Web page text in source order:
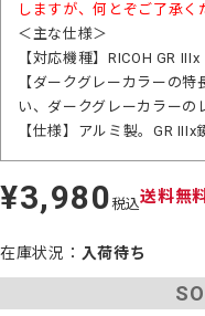
しますが、何とぞご了承く
＜主な仕様＞
【対応機種】RICOH GR IIIx
【ダークグレーカラーの
い、ダークグレーカラーの
【仕様】アルミ製。GR
定
価
¥3,980税込送料無
在庫状況 入荷待ち